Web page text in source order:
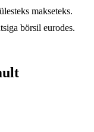
makseteks.
börsil eurodes.